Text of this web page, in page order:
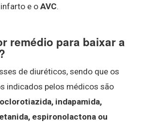
e oAVC.
remédio para baixar a
de diuréticos, sendo que os
indicados pelos médicos são
indapamida,
espironolactona ou